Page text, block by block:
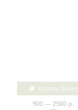
Купить билет
900 — 2500 р.